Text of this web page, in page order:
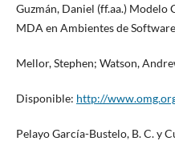
Guzmán, Daniel (ff.aa.)
MDA en Ambientes de
Mellor, Stephen; Watson,
Disponible: http://
Pelayo García-Bustelo, B. C. y